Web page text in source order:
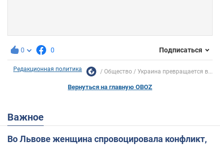
0 0 Подписаться
Редакционная политика Общество Украина превращается в...
Вернуться на главную OBOZ
Важное
Во Львове женщина спровоцировала конфликт,